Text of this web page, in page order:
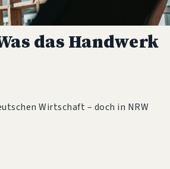
das Handwerk
Wirtschaft – doch in NRW